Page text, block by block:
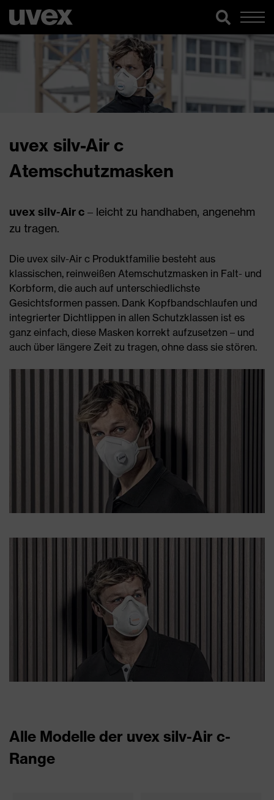
uvex silv-Air c
Atemschutzmasken
uvex silv-Air c – leicht zu handhaben, angenehm
zu tragen.
Die uvex silv-Air c Produktfamilie besteht aus
klassischen, reinweißen Atemschutzmasken in Falt- und
Korbform, die auch auf unterschiedlichste
Gesichtsformen passen. Dank Kopfbandschlaufen und
integrierter Dichtlippen in allen Schutzklassen ist es
ganz einfach, diese Masken korrekt aufzusetzen – und
auch über längere Zeit zu tragen, ohne dass sie stören.
Alle Modelle der uvex silv-Air c-
Range